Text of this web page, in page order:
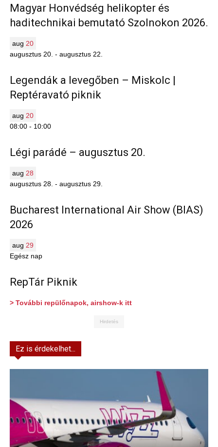
Magyar Honvédség helikopter és
haditechnikai bemutató Szolnokon 2026.
aug 20
augusztus 20. - augusztus 22.
Legendák a levegőben – Miskolc |
Reptéravató piknik
aug 20
08:00 - 10:00
Légi parádé – augusztus 20.
aug 28
augusztus 28. - augusztus 29.
Bucharest International Air Show (BIAS)
2026
aug 29
Egész nap
RepTár Piknik
> További repülőnapok, airshow-k itt
Hirdetés
Ez is érdekelhet...